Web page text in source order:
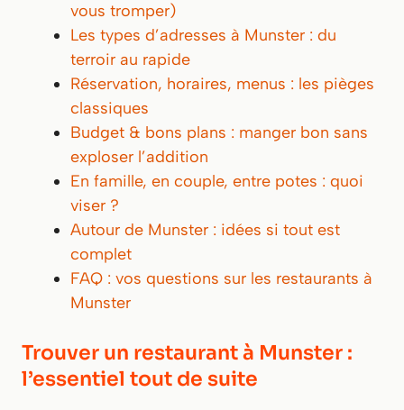
vous tromper)
Les types d’adresses à Munster : du
terroir au rapide
Réservation, horaires, menus : les pièges
classiques
Budget & bons plans : manger bon sans
exploser l’addition
En famille, en couple, entre potes : quoi
viser ?
Autour de Munster : idées si tout est
complet
FAQ : vos questions sur les restaurants à
Munster
Trouver un restaurant à Munster :
l’essentiel tout de suite